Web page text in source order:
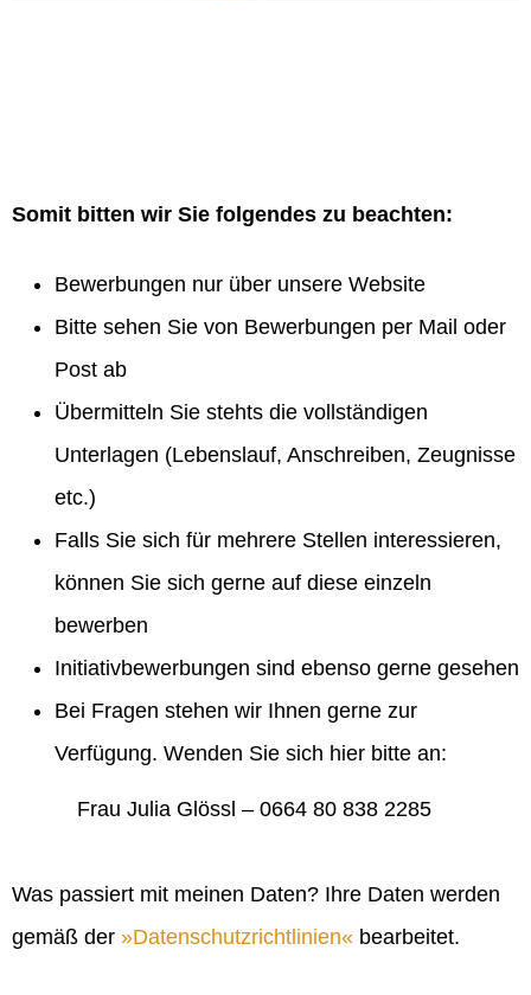
Somit bitten wir Sie folgendes zu beachten:
Bewerbungen nur über unsere Website
Bitte sehen Sie von Bewerbungen per Mail oder
Post ab
Übermitteln Sie stehts die vollständigen
Unterlagen (Lebenslauf, Anschreiben, Zeugnisse
etc.)
Falls Sie sich für mehrere Stellen interessieren,
können Sie sich gerne auf diese einzeln
bewerben
Initiativbewerbungen sind ebenso gerne gesehen
Bei Fragen stehen wir Ihnen gerne zur
Verfügung. Wenden Sie sich hier bitte an:
Frau Julia Glössl – 0664 80 838 2285
Was passiert mit meinen Daten? Ihre Daten werden
gemäß der
Datenschutzrichtlinien bearbeitet.